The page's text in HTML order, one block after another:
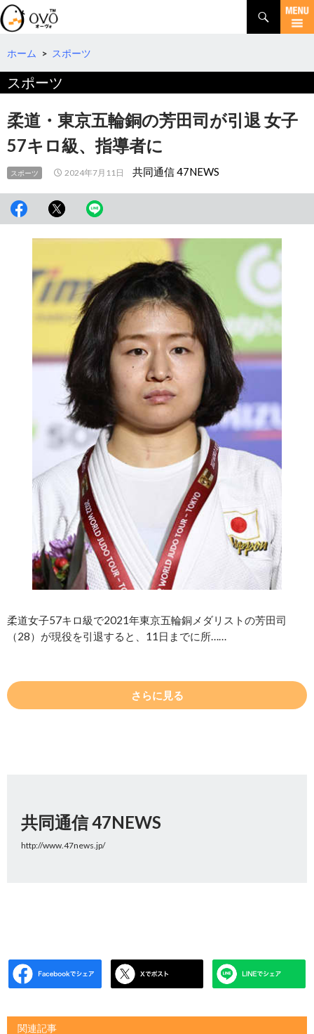
検
索
コ
テ
へ
動
ホーム > スポーツ
スポーツ
柔道・東京五輪銅の芳田司が引退 女子
57キロ級、指導者に
スポーツ 2024年7月11日 共同通信 47NEWS
柔道女子57キロ級で2021年東京五輪銅メダリストの芳田司
（28）が現役を引退すると、11日までに所……
さらに見る
共同通信 47NEWS
http://www.47news.jp/
関連記事